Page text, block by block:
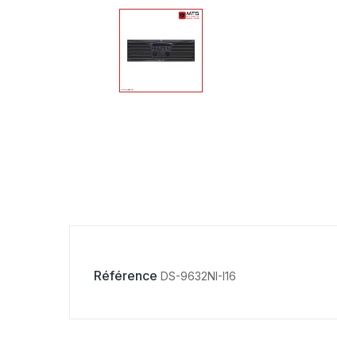
Référence DS-9632NI-I16